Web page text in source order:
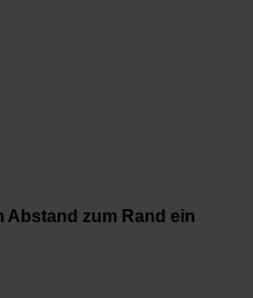
Abstand zum Rand ein